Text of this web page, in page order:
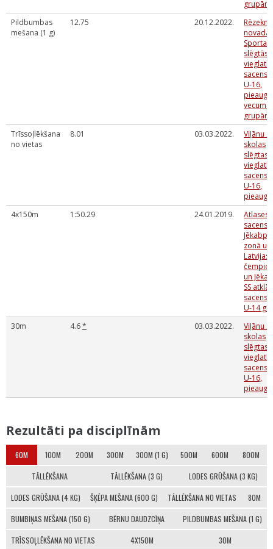
grupām
Pildbumbas
mešana (1 g)
12.75 20.12.2022.
novada
Sporta
slēgtās
U-16,
vecuma
grupām
Trīssoļlēkšana
no vietas
8.01 03.03.2022.
Viļānu
skolas
slēgtas
U-16,
4x150m
1:50.29 24.01.2019.
Atlases
zonā uz
Latvijas
un
SS
U-14
30m
4.6* 03.03.2022.
Viļānu
skolas
slēgtas
U-16,
Rezultāti pa disciplīnām
60M 100M 200M 300M 300M (1 G) 500M 600M 800M
TĀLLĒKŠANA TĀLLĒKŠANA (3 G) LODES GRŪŠANA (3 KG)
LODES GRŪŠANA (4 KG) ŠĶĒPA MEŠANA (600 G) TĀLLĒKŠANA NO VIETAS 80M
BUMBIŅAS MEŠANA (150 G) BĒRNU DAUDZCĪŅA PILDBUMBAS MEŠANA (1 G)
TRĪSSOĻLĒKŠANA NO VIETAS 4X150M 30M